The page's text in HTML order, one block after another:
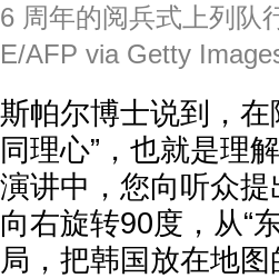
6 周年的阅兵式上列队
E/AFP via Getty
斯帕尔博士说到，
同理心”，也就是理
演讲中，您向听众
向右旋转90度，从“
局，把韩国放在地